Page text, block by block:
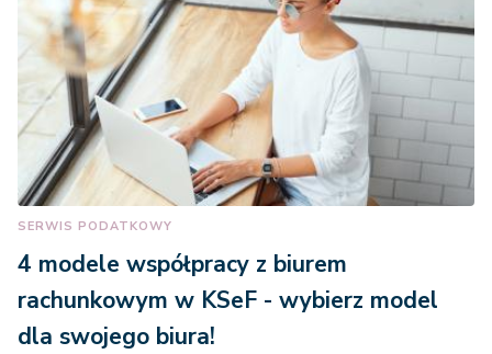
SERWIS PODATKOWY
4 modele współpracy z biurem
rachunkowym w KSeF - wybierz model
dla swojego biura!